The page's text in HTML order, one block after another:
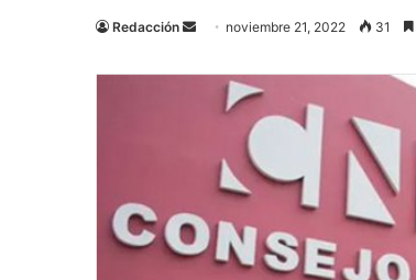
Redacción
Send
email
noviembre 21, 2022 31